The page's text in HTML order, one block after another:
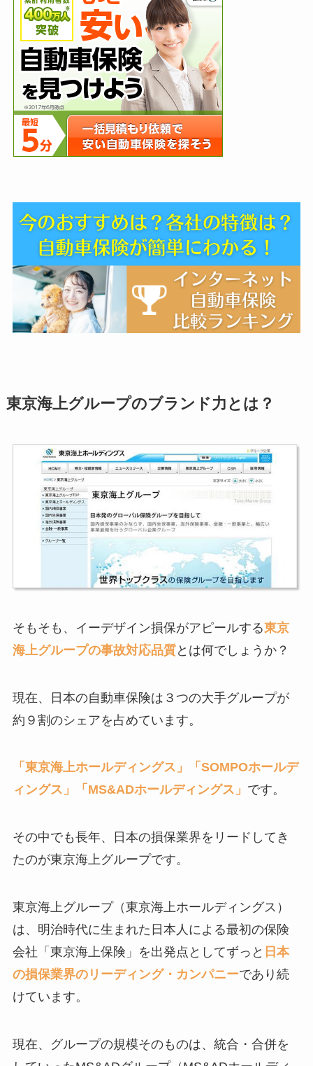
東京海上グループのブランド力とは？
そもそも、イーデザイン損保がアピールする東京
海上グループの事故対応品質とは何でしょうか？
現在、日本の自動車保険は３つの大手グループが
約９割のシェアを占めています。
「東京海上ホールディングス」「SOMPOホールデ
ィングス」「MS&ADホールディングス」 です。
その中でも長年、日本の損保業界をリードしてき
たのが東京海上グループです。
東京海上グループ（東京海上ホールディングス）
は、明治時代に生まれた日本人による最初の保険
会社「東京海上保険」を出発点としてずっと 日本
の損保業界のリーディング・カンパニーであり続
けています。
現在、グループの規模そのものは、統合・合併を